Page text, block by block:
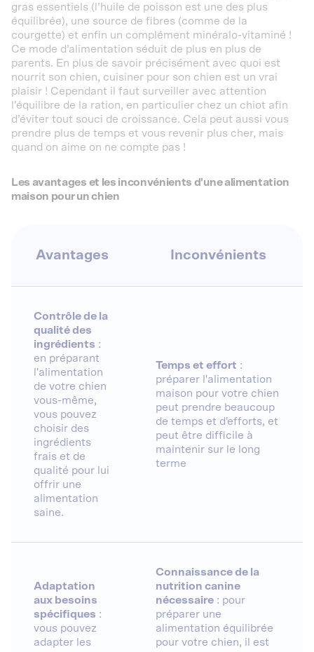
gras essentiels (l’huile de poisson est une des plus
équilibrée), une source de fibres (comme de la
courgette) et enfin un complément minéralo-vitaminé !
Ce mode d’alimentation séduit de plus en plus de
parents. En plus de savoir précisément avec quoi est
nourrit son chien, cuisiner pour son chien est un vrai
plaisir ! Cependant il faut surveiller avec attention
l’équilibre de la ration, en particulier chez un chiot afin
d’éviter tout souci de croissance. Cela peut aussi vous
prendre plus de temps et vous revenir plus cher, mais
quand on aime on ne compte pas !
Les avantages et les inconvénients d'une alimentation
maison pour un chien
Avantages Inconvénients
Contrôle de la
qualité des
ingrédients :
en préparant
l'alimentation
de votre chien
vous-même,
vous pouvez
choisir des
ingrédients
frais et de
qualité pour lui
offrir une
alimentation
saine.
Temps et effort :
préparer l'alimentation
maison pour votre chien
peut prendre beaucoup
de temps et d'efforts, et
peut être difficile à
maintenir sur le long
terme
Adaptation
aux besoins
spécifiques :
vous pouvez
adapter les
Connaissance de la
nutrition canine
nécessaire : pour
préparer une
alimentation équilibrée
pour votre chien, il est